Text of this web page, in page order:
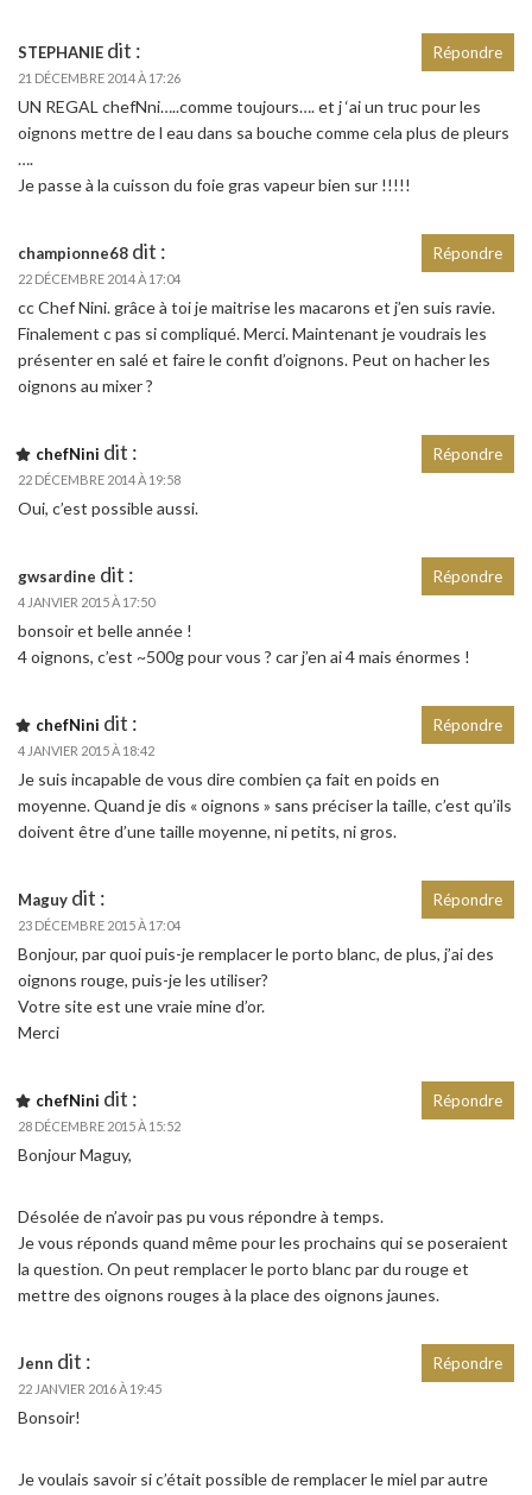
STEPHANIE dit :
21 DÉCEMBRE 2014 À 17:26
UN REGAL chefNni…..comme toujours…. et j ‘ai un truc pour les
oignons mettre de l eau dans sa bouche comme cela plus de pleurs
….
Je passe à la cuisson du foie gras vapeur bien sur !!!!!
Répondre
championne68 dit :
22 DÉCEMBRE 2014 À 17:04
cc Chef Nini. grâce à toi je maitrise les macarons et j’en suis ravie.
Finalement c pas si compliqué. Merci. Maintenant je voudrais les
présenter en salé et faire le confit d’oignons. Peut on hacher les
oignons au mixer ?
Répondre
chefNini dit :
22 DÉCEMBRE 2014 À 19:58
Oui, c’est possible aussi.
Répondre
gwsardine dit :
4 JANVIER 2015 À 17:50
bonsoir et belle année !
4 oignons, c’est ~500g pour vous ? car j’en ai 4 mais énormes !
Répondre
chefNini dit :
4 JANVIER 2015 À 18:42
Je suis incapable de vous dire combien ça fait en poids en
moyenne. Quand je dis « oignons » sans préciser la taille, c’est qu’ils
doivent être d’une taille moyenne, ni petits, ni gros.
Répondre
Maguy dit :
23 DÉCEMBRE 2015 À 17:04
Bonjour, par quoi puis-je remplacer le porto blanc, de plus, j’ai des
oignons rouge, puis-je les utiliser?
Votre site est une vraie mine d’or.
Merci
Répondre
chefNini dit :
28 DÉCEMBRE 2015 À 15:52
Bonjour Maguy,
Désolée de n’avoir pas pu vous répondre à temps.
Je vous réponds quand même pour les prochains qui se poseraient
la question. On peut remplacer le porto blanc par du rouge et
mettre des oignons rouges à la place des oignons jaunes.
Répondre
Jenn dit :
22 JANVIER 2016 À 19:45
Bonsoir!
Je voulais savoir si c’était possible de remplacer le miel par autre
Répondre